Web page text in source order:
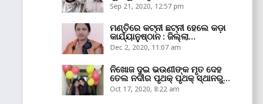
Sep 21, 2020, 12:57 pm
ମଣ୍ତିରେ କଟ୍‌ନୀ ଛଟ୍‌ନୀ ହେଲେ କଡ଼ା
କାର୍ଯ୍ୟାନୁଷ୍ଠାନ : ଜିଲ୍ଲା…
Dec 2, 2020, 11:07 am
ନିଖୋଜ ଦୁଇ ଭଉଣୀଙ୍କ ମୃତ ଦେହ
ତେଲ ନଦୀର ପୃଥକ୍‌ ପୃଥକ୍‌ ସ୍ଥାନରୁ…
Oct 17, 2020, 8:22 am